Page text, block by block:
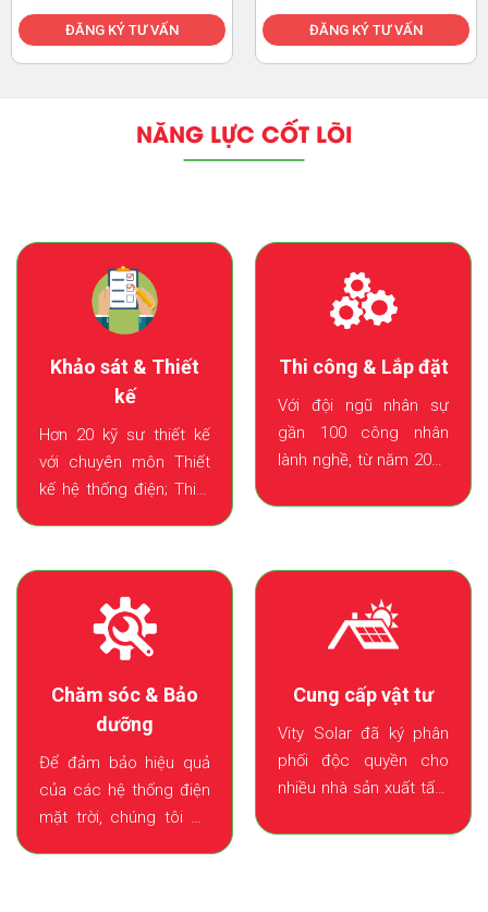
ĐĂNG KÝ TƯ VẤN ĐĂNG KÝ TƯ VẤN
NĂNG LỰC CỐT LÕI
Khảo sát & Thiết
kế
Hơn 20 kỹ sư thiết kế
với chuyên môn Thiết
kế hệ thống điện; Thiết
100 dự án điện mặt trời
Thi công & Lắp đặt
Với đội ngũ nhân sự
gần 100 công nhân
lành nghề, từ năm 2020
Chăm sóc & Bảo
dưỡng
Để đảm bảo hiệu quả
của các hệ thống điện
mặt trời, chúng tôi có
Cung cấp vật tư
Vity Solar đã ký phân
phối độc quyền cho
nhiều nhà sản xuất tấm